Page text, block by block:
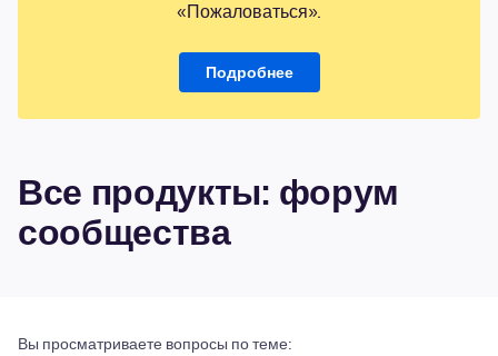
«Пожаловаться».
Подробнее
Все продукты: форум
сообщества
Вы просматриваете вопросы по теме: